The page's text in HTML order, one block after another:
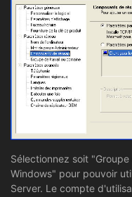
Sélectionnez soit
Windows" pour pouvoir
Server. Le compte